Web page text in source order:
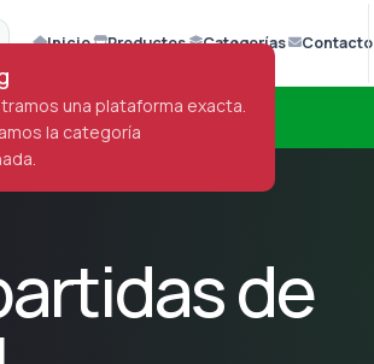
Inicio Productos Categorías Contacto
de
una plataforma exacta.
la categoría